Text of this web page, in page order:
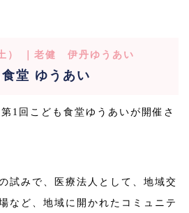
） ｜老健 伊丹ゆうあい
堂 ゆうあい
1回こども食堂ゆうあいが開催さ
試みで、医療法人として、地域交
など、地域に開かれたコミュニテ